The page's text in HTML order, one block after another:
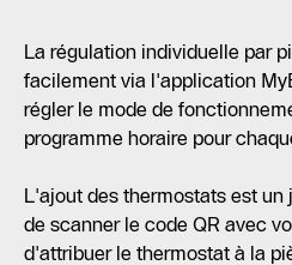
La régulation individuelle par
facilement via l'application
régler le mode de
programme horaire pour
L'ajout des thermostats est
de scanner le code QR avec
d'attribuer le thermostat à la